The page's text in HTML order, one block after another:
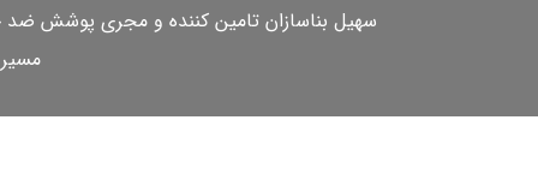
سهیل بناسازان تامین کننده و مجری پوشش ضد